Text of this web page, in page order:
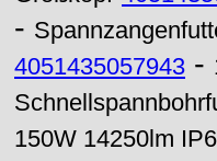
-
4051435057943 -
150W 14250lm